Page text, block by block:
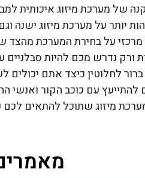
של מערכת מיזוג איכותית
על מערכת מיזוג ישנה
על בחירת המערכת מהצד
נדרש מכם להיות
לחלוטין כיצד אתם יכולים
עם כוכב הקור ואנשי
מיזוג שתוכל להתאים לכם